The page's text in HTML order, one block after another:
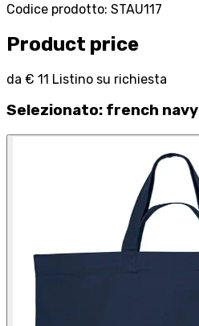
Codice prodotto: STAU117
Product price
da € 11 Listino su richiesta
Selezionato: french navy